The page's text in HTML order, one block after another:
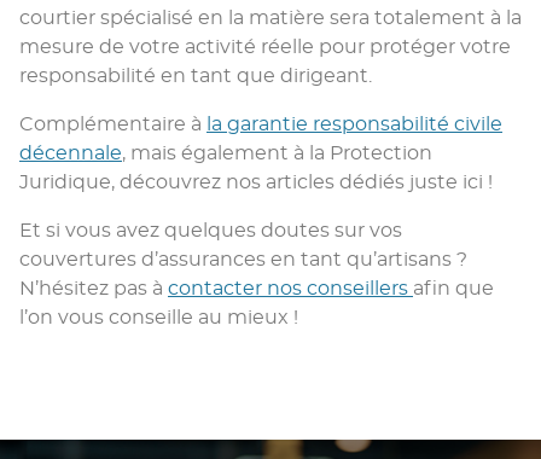
courtier spécialisé en la matière sera totalement à la
mesure de votre activité réelle pour protéger votre
responsabilité en tant que dirigeant.
Complémentaire à
la garantie responsabilité civile
décennale, mais également à la Protection
Juridique, découvrez nos articles dédiés juste ici !
Et si vous avez quelques doutes sur vos
couvertures d’assurances en tant qu’artisans ?
N’hésitez pas à contacter nos conseillers afin que
l’on vous conseille au mieux !